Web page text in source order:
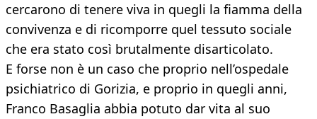
cercarono di tenere viva in quegli la fiamma della
convivenza e di ricomporre quel tessuto sociale
che era stato così brutalmente disarticolato.
E forse non è un caso che proprio nell’ospedale
psichiatrico di Gorizia, e proprio in quegli anni,
Franco Basaglia abbia potuto dar vita al suo